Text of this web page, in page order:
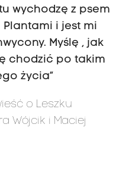
wychodzę z psem
Plantami i jest mi
Myślę , jak
chodzić po takim
życia”
o Leszku
Wójcik i Maciej